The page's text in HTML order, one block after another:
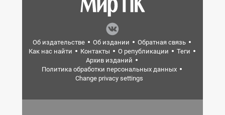
Об издательстве Об издании
Обратная связь
Как нас найти
Контакты О републикации
Теги
Архив изданий
Политика обработки персональных данных
Change privacy settings